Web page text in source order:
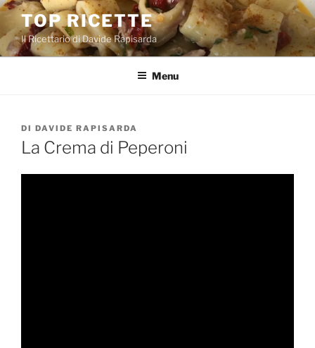
Salta
contenuto
TOP RICETTE
Il Ricettario di Davide Rapisarda
Menu
PUBBLICATO
IL
DI DAVIDE RAPISARDA
La Crema di Peperoni